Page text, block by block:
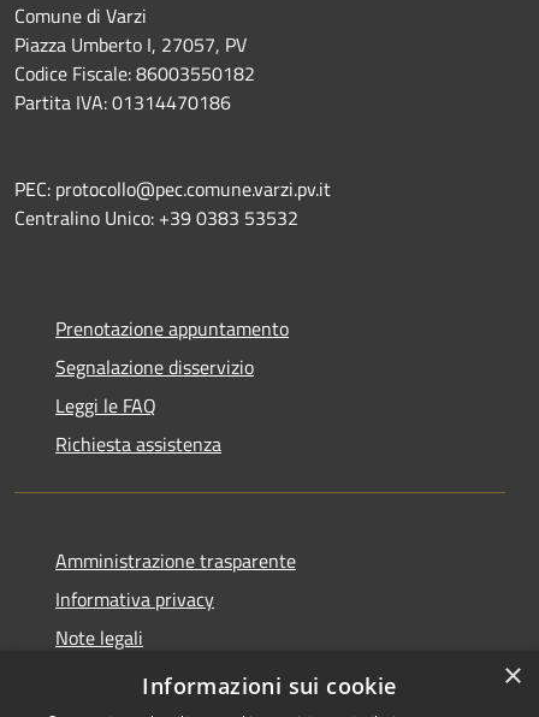
Comune di Varzi
Piazza Umberto I, 27057, PV
Codice Fiscale: 86003550182
Partita IVA: 01314470186
PEC: protocollo@pec.comune.varzi.pv.it
Centralino Unico: +39 0383 53532
Prenotazione appuntamento
Segnalazione disservizio
Leggi le FAQ
Richiesta assistenza
Amministrazione trasparente
Informativa privacy
Note legali
Dichiarazione di accessibilità
×
Informazioni sui cookie